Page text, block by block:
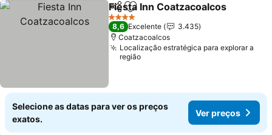
PartilharAdicionar aos favoritos
Fiesta Inn Coatzacoalcos
4 Estrelas
8,6 Excelente
3.435
Coatzacoalcos
Localização estratégica para explorar a
região
Selecione as datas para ver os preços
exatos.
Ver preços